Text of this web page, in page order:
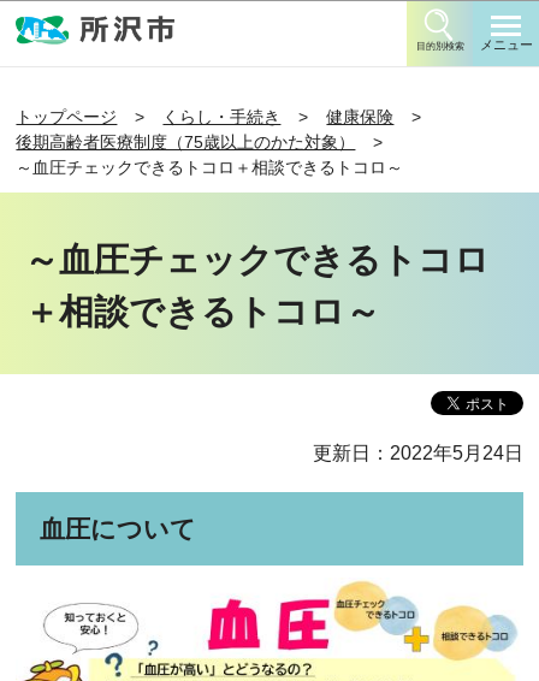
目的別検索 メニュー
トップページ くらし・手続き
健康保険
後期高齢者医療制度（75歳以上のかた対象）
～血圧チェックできるトコロ＋相談できるトコロ～
～血圧チェックできるトコロ
＋相談できるトコロ～
更新日：2022年5月24日
血圧について